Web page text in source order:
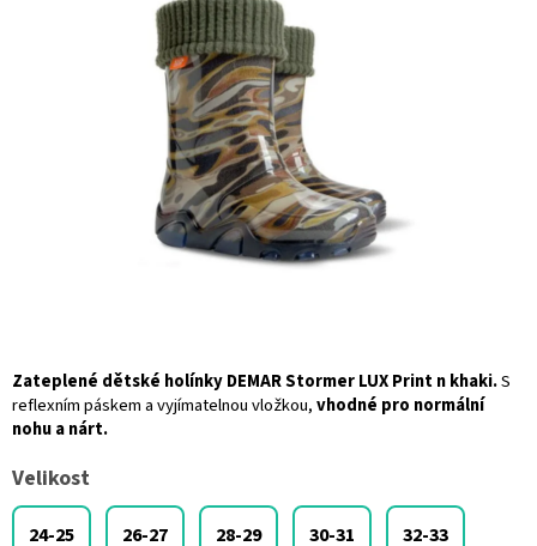
Velikost
24-25 26-27 28-29 30-31 32-33
Zateplené dětské holínky DEMAR Stormer LUX Print n khaki.S
reflexním páskem a vyjímatelnou vložkou,vhodné pro normální
nohu a nárt.